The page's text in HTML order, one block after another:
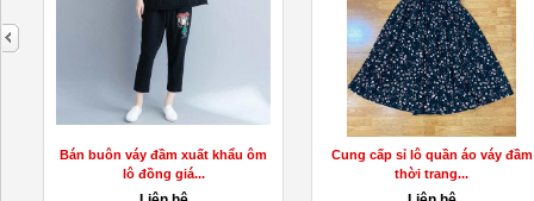
Bán buôn váy đầm xuất khẩu ôm
lô đồng giá...
Cung cấp sỉ lô quần áo váy đầm
thời trang...